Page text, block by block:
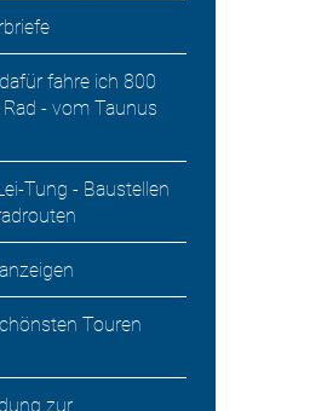
fahre ich 800
- vom Taunus
Tung - Baustellen
Touren
zur